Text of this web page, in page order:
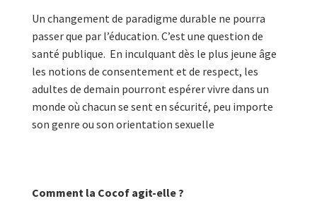
Un changement de paradigme durable ne pourra
passer que par l’éducation. C’est une question de
santé publique. En inculquant dès le plus jeune âge
les notions de consentement et de respect, les
adultes de demain pourront espérer vivre dans un
monde où chacun se sent en sécurité, peu importe
son genre ou son orientation sexuelle
Comment la Cocof agit-elle ?